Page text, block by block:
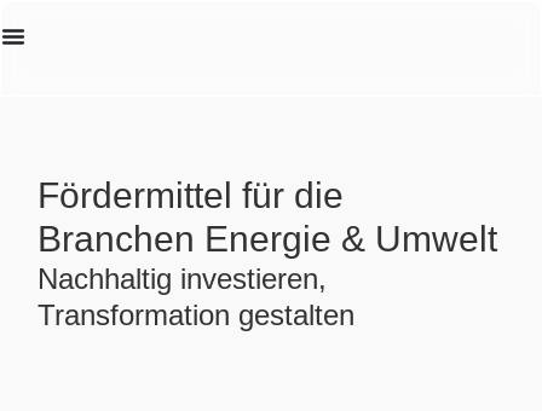
Fördermittel für die
Branchen Energie & Umwelt
Nachhaltig investieren,
Transformation gestalten